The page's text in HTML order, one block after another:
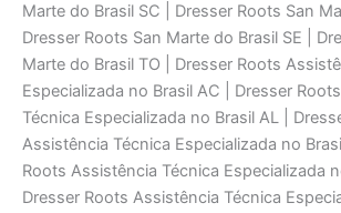
Marte do Brasil SC | Dresser Roots San
Dresser Roots San Marte do Brasil SE |
Marte do Brasil TO | Dresser Roots
Especializada no Brasil AC | Dresser
Técnica Especializada no Brasil AL |
Assistência Técnica Especializada no
Roots Assistência Técnica Especializada
Dresser Roots Assistência Técnica